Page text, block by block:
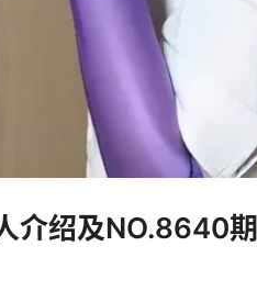
介绍及NO.8640